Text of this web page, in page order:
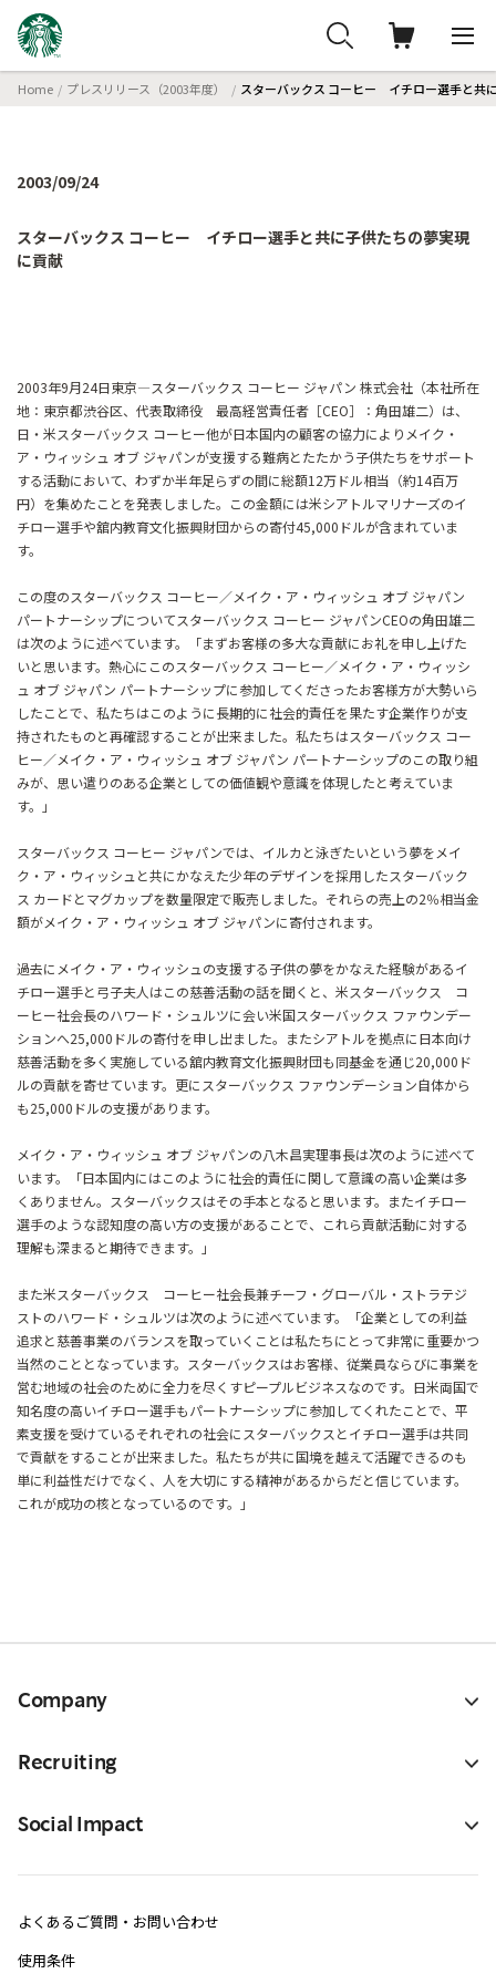
Home プレスリリース（2003年度） スターバックス コーヒー イチロー選手と共
2003/09/24
スターバックス コーヒー イチロー選手と共に子供たちの夢実現
に貢献
2003年9月24日東京―スターバックス コーヒー ジャパン 株式会社（本社所在
地：東京都渋谷区、代表取締役 最高経営責任者［CEO］：角田雄二）は、
日・米スターバックス コーヒー他が日本国内の顧客の協力によりメイク・
ア・ウィッシュ オブ ジャパンが支援する難病とたたかう子供たちをサポート
する活動において、わずか半年足らずの間に総額12万ドル相当（約14百万
円）を集めたことを発表しました。この金額には米シアトルマリナーズのイ
チロー選手や舘内教育文化振興財団からの寄付45,000ドルが含まれていま
す。
この度のスターバックス コーヒー／メイク・ア・ウィッシュ オブ ジャパン
パートナーシップについてスターバックス コーヒー ジャパンCEOの角田雄二
は次のように述べています。「まずお客様の多大な貢献にお礼を申し上げた
いと思います。熱心にこのスターバックス コーヒー／メイク・ア・ウィッシ
ュ オブ ジャパン パートナーシップに参加してくださったお客様方が大勢いら
したことで、私たちはこのように長期的に社会的責任を果たす企業作りが支
持されたものと再確認することが出来ました。私たちはスターバックス コー
ヒー／メイク・ア・ウィッシュ オブ ジャパン パートナーシップのこの取り組
みが、思い遣りのある企業としての価値観や意識を体現したと考えていま
す。」
スターバックス コーヒー ジャパンでは、イルカと泳ぎたいという夢をメイ
ク・ア・ウィッシュと共にかなえた少年のデザインを採用したスターバック
ス カードとマグカップを数量限定で販売しました。それらの売上の2％相当金
額がメイク・ア・ウィッシュ オブ ジャパンに寄付されます。
過去にメイク・ア・ウィッシュの支援する子供の夢をかなえた経験があるイ
チロー選手と弓子夫人はこの慈善活動の話を聞くと、米スターバックス コ
ーヒー社会長のハワード・シュルツに会い米国スターバックス ファウンデー
ションへ25,000ドルの寄付を申し出ました。またシアトルを拠点に日本向け
慈善活動を多く実施している舘内教育文化振興財団も同基金を通じ20,000ド
ルの貢献を寄せています。更にスターバックス ファウンデーション自体から
も25,000ドルの支援があります。
メイク・ア・ウィッシュ オブ ジャパンの八木昌実理事長は次のように述べて
います。「日本国内にはこのように社会的責任に関して意識の高い企業は多
くありません。スターバックスはその手本となると思います。またイチロー
選手のような認知度の高い方の支援があることで、これら貢献活動に対する
理解も深まると期待できます。」
また米スターバックス コーヒー社会長兼チーフ・グローバル・ストラテジ
ストのハワード・シュルツは次のように述べています。「企業としての利益
追求と慈善事業のバランスを取っていくことは私たちにとって非常に重要かつ
当然のこととなっています。スターバックスはお客様、従業員ならびに事業を
営む地域の社会のために全力を尽くすピープルビジネスなのです。日米両国で
知名度の高いイチロー選手もパートナーシップに参加してくれたことで、平
素支援を受けているそれぞれの社会にスターバックスとイチロー選手は共同
で貢献をすることが出来ました。私たちが共に国境を越えて活躍できるのも
単に利益性だけでなく、人を大切にする精神があるからだと信じています。
これが成功の核となっているのです。」
Company
Recruiting
Social Impact
よくあるご質問・お問い合わせ
使用条件